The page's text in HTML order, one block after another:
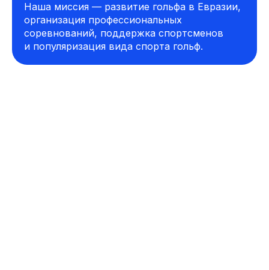
Наша миссия — развитие гольфа в Евразии,
организация профессиональных
соревнований, поддержка спортсменов
и популяризация вида спорта гольф.